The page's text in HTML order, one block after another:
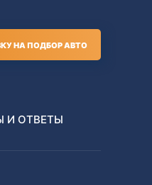
НА ПОДБОР АВТО
И ОТВЕТЫ